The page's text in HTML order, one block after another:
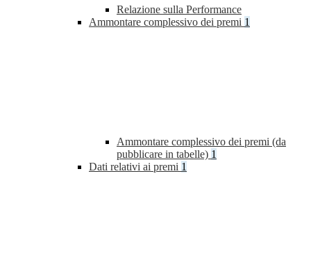
Relazione sulla Performance
Ammontare complessivo dei premi 1
Ammontare complessivo dei premi (da
pubblicare in tabelle) 1
Dati relativi ai premi 1